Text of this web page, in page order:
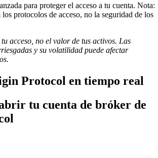
para proteger el acceso a tu cuenta. Nota:
los protocolos de acceso, no la seguridad de los
acceso, no el valor de tus activos. Las
y su volatilidad puede afectar
Protocol en tiempo real
tu cuenta de bróker de